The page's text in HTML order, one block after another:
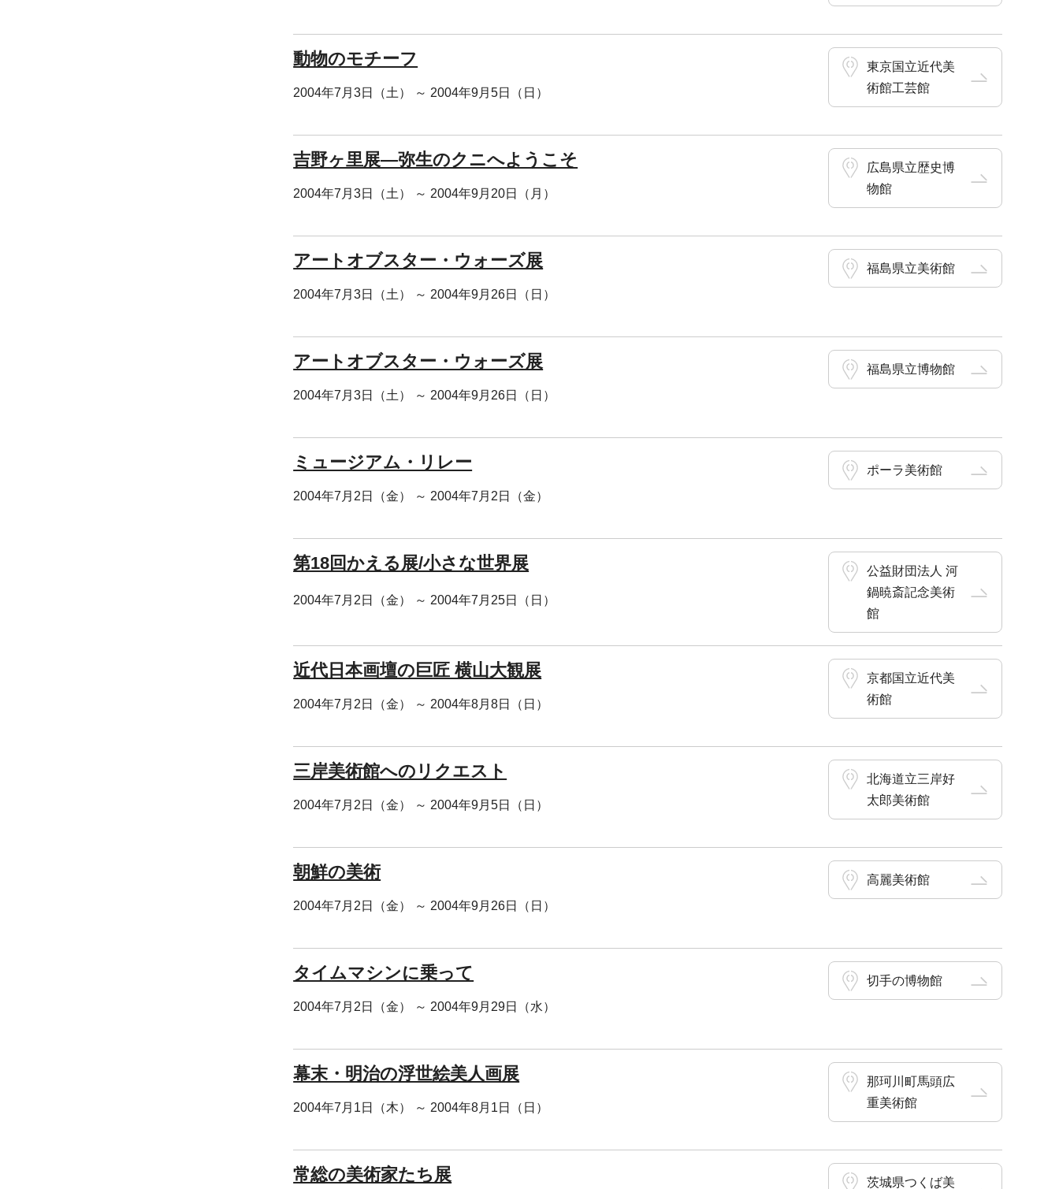
動物のモチーフ
2004年7月3日（土） ～ 2004年9月5日（日）
東京国立近代美
術館工芸館
吉野ヶ里展―弥生のクニへようこそ
2004年7月3日（土） ～ 2004年9月20日（月）
広島県立歴史博
物館
アートオブスター・ウォーズ展
2004年7月3日（土） ～ 2004年9月26日（日）
福島県立美術館
アートオブスター・ウォーズ展
2004年7月3日（土） ～ 2004年9月26日（日）
福島県立博物館
ミュージアム・リレー
2004年7月2日（金） ～ 2004年7月2日（金）
ポーラ美術館
第18回かえる展/小さな世界展
2004年7月2日（金） ～ 2004年7月25日（日）
公益財団法人 河
鍋暁斎記念美術
館
近代日本画壇の巨匠 横山大観展
2004年7月2日（金） ～ 2004年8月8日（日）
京都国立近代美
術館
三岸美術館へのリクエスト
2004年7月2日（金） ～ 2004年9月5日（日）
北海道立三岸好
太郎美術館
朝鮮の美術
2004年7月2日（金） ～ 2004年9月26日（日）
高麗美術館
タイムマシンに乗って
2004年7月2日（金） ～ 2004年9月29日（水）
切手の博物館
幕末・明治の浮世絵美人画展
2004年7月1日（木） ～ 2004年8月1日（日）
那珂川町馬頭広
重美術館
常総の美術家たち展 茨城県つくば美